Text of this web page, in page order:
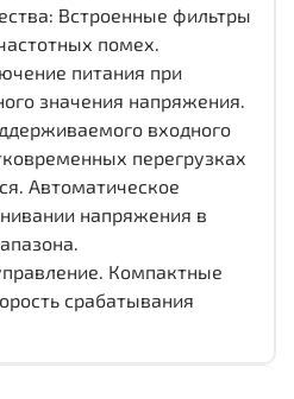
Встроенные фильтры
помех.
питания при
значения напряжения.
входного
перегрузках
Автоматическое
напряжения в
Компактные
срабатывания